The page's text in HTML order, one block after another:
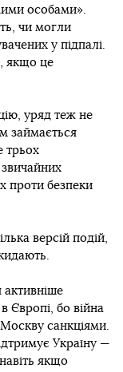
особами».
чи могли
у підпалі.
якщо це
уряд теж не
займається
трьох
проти безпеки
версій подій,
активніше
Європі, бо війна
санкціями.
Україну —
якщо